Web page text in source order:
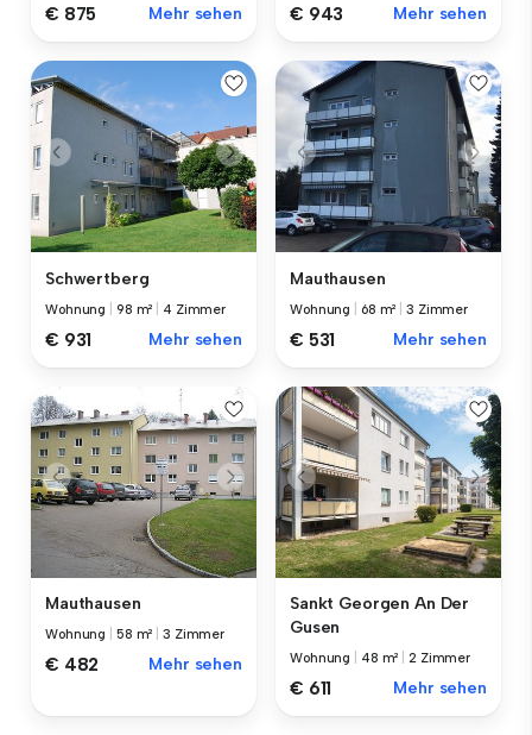
€ 875 Mehr sehen € 943 Mehr sehen
Schwertberg
Wohnung 98 m² 4 Zimmer
€ 931 Mehr sehen
Mauthausen
Wohnung 68 m² |3 Zimmer
€ 531 Mehr sehen
Mauthausen
Wohnung 58 m² |3 Zimmer
€ 482 Mehr sehen
Sankt Georgen An Der
Gusen
Wohnung 48 m² |2 Zimmer
€ 611 Mehr sehen